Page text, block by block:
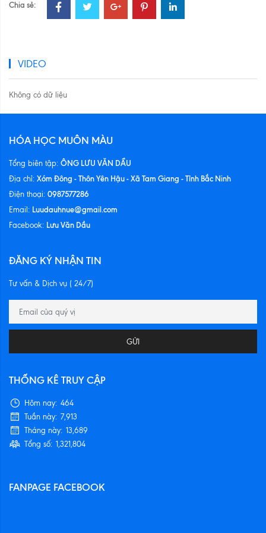
Chia sẻ:
VIDEO
Không có dữ liệu
HÓA HỌC MUÔN MÀU
Tổng biên tập: ÔNG LƯU VĂN DẦU
Địa chỉ: Xóm Đông - Thôn Yên Hậu - Xã Tam Giang - Tỉnh Bắc Ninh
Điện thoại: 0987577286
Email: Luudauhnue@gmail.com
Facebook: Lưu Văn Dầu
ĐĂNG KÝ NHẬN TIN
Tư vấn & Dịch vụ ( 24/7)
GỬI
THỐNG KÊ TRUY CẬP
Hôm nay: 464
Tuần này: 7,913
Tháng này: 13,689
Tổng số: 1,321,804
FANPAGE FACEBOOK